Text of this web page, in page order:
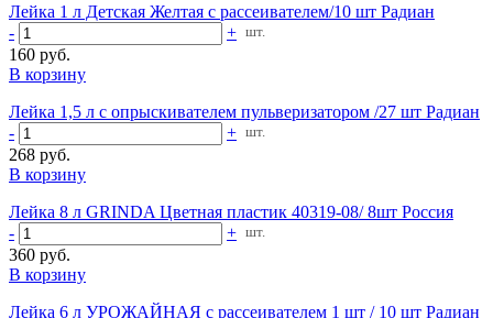
Лейка 1 л Детская Желтая с рассеивателем/10 шт Радиан
-
+ шт.
160 руб.
В корзину
Лейка 1,5 л с опрыскивателем пульверизатором /27 шт Радиан
-
+ шт.
268 руб.
В корзину
Лейка 8 л GRINDA Цветная пластик 40319-08/ 8шт Россия
-
+ шт.
360 руб.
В корзину
Лейка 6 л УРОЖАЙНАЯ с рассеивателем 1 шт / 10 шт Радиан